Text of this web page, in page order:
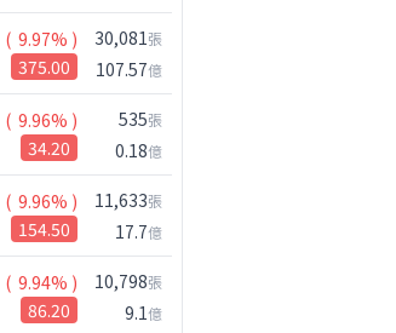
( 9.97% )
375.00
30,081張
107.57億
( 9.96% )
34.20
535張
0.18億
( 9.96% )
154.50
11,633張
17.7億
( 9.94% )
86.20
10,798張
9.1億